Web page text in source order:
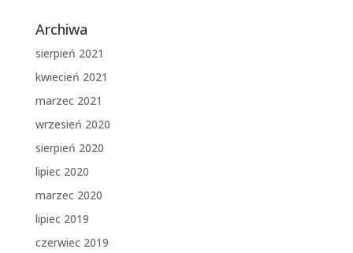
Archiwa
sierpień 2021
kwiecień 2021
marzec 2021
wrzesień 2020
sierpień 2020
lipiec 2020
marzec 2020
lipiec 2019
czerwiec 2019